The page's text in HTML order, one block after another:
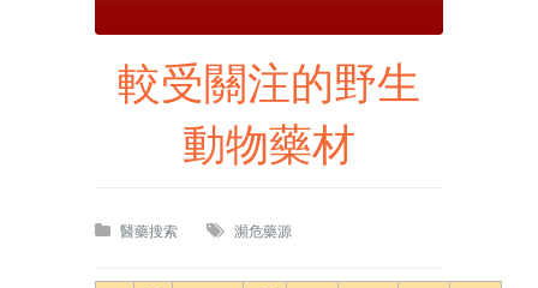
較受關注的野生
動物藥材
醫藥搜索 瀕危藥源